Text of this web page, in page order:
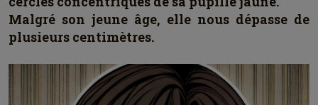
Malgré son jeune âge, elle nous dépasse de
plusieurs centimètres.